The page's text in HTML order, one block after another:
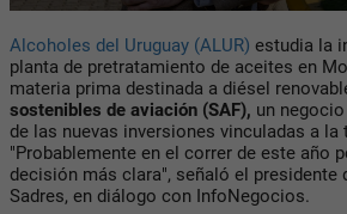
Alcoholes del Uruguay (ALUR) estudia la
planta de pretratamiento de aceites en
materia prima destinada a diésel
sostenibles de aviación (SAF), un
de las nuevas inversiones vinculadas a
"Probablemente en el correr de este año
decisión más clara", señaló el presidente
Sadres, en diálogo con InfoNegocios.